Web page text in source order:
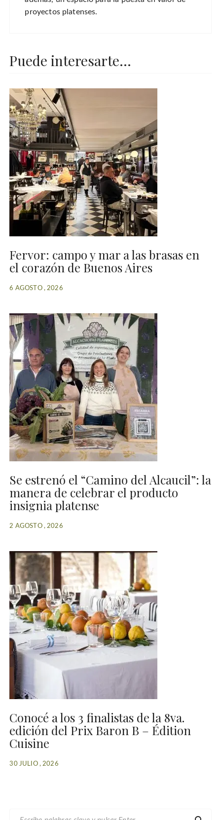
proyectos platenses.
Puede interesarte...
Fervor: campo y mar a las brasas en
el corazón de Buenos Aires
6 AGOSTO , 2026
Se estrenó el “Camino del Alcaucil”: la
manera de celebrar el producto
insignia platense
2 AGOSTO , 2026
Conocé a los 3 finalistas de la 8va.
edición del Prix Baron B – Édition
Cuisine
30 JULIO , 2026